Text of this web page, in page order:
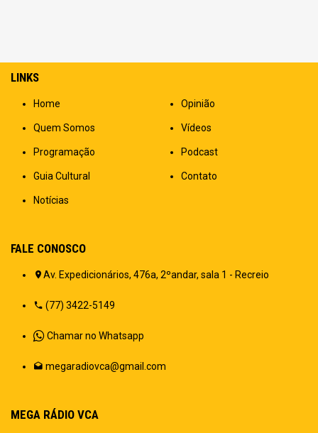
LINKS
Home
Quem Somos
Programação
Guia Cultural
Notícias
Opinião
Vídeos
Podcast
Contato
FALE CONOSCO
Av. Expedicionários, 476a, 2ºandar, sala 1 - Recreio
(77) 3422-5149
Chamar no Whatsapp
megaradiovca@gmail.com
MEGA RÁDIO VCA